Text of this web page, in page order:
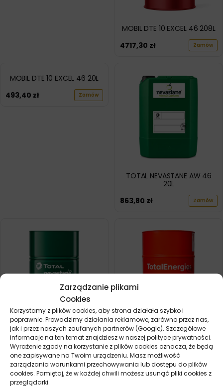
Zarządzanie plikami
Cookies
Korzystamy z plików cookies, aby strona działała szybko i
poprawnie. Prowadzimy działania reklamowe, zarówno przez nas,
jak i przez naszych zaufanych partnerów (Google). Szczegółowe
informacje na ten temat znajdziesz w naszej polityce prywatności.
Wyrażenie zgody na korzystanie z plików cookies oznacza, że będą
one zapisywane na Twoim urządzeniu. Masz możliwość
zarządzania warunkami przechowywania lub dostępu do plików
cookies. Pamiętaj, że w każdej chwili możesz usunąć pliki cookies z
przeglądarki.
MOBIL DTE 10 EXCEL 46 208L
4717,30 zł Zamów
MOBIL DTE 10 EXCEL 46 20L
493,40 zł Zamów
TOTAL NEVASTANE AW 46
20L
863,80 zł Zamów
TOTAL NEVASTANE AW 46
208L
8287,30zł Zamów
TOTAL DROSERA MS 68 208L
4759,90zł Zamów